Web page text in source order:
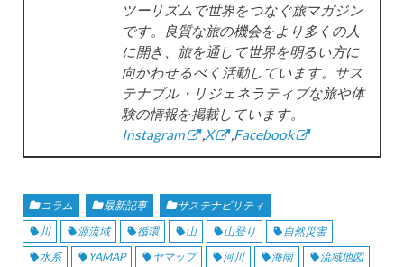
ツーリズムで世界をつなぐ旅マガジン
です。良質な旅の機会をより多くの人
に開き、旅を通して世界を明るい方に
向かわせるべく活動しています。サス
テナブル・リジェネラティブな旅や体
験の情報を掲載しています。
Instagram
,X ,Facebook
コラム 最新記事
サステナビリティ
川
源流域 循環 山 山登り
自然災害
水系
YAMAP ヤマップ 河川 海雨
流域地図